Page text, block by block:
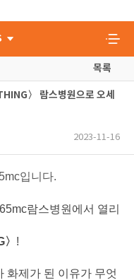
목록
〉
람스병원으로 오세
2023-11-16
입니다.
람스병원에서 열리
!
화제가 된 이유가 무엇